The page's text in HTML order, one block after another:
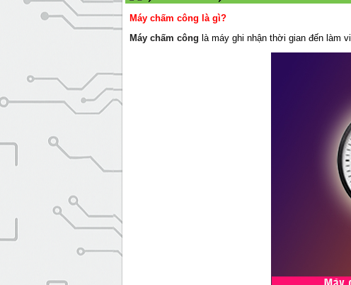
Máy chấm công là gì?
Máy chấm công là máy ghi nhận thời gian đến làm